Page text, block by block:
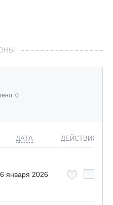
0
ДАТА ДЕЙСТВИЯ
6 января 2026